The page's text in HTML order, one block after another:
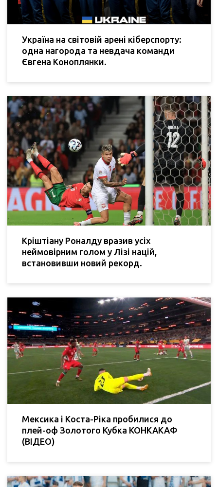
Україна на світовій арені кіберспорту:
одна нагорода та невдача команди
Євгена Коноплянки.
Кріштіану Роналду вразив усіх
неймовірним голом у Лізі націй,
встановивши новий рекорд.
Мексика і Коста-Ріка пробилися до
плей-оф Золотого Кубка КОНКАКАФ
(ВІДЕО)